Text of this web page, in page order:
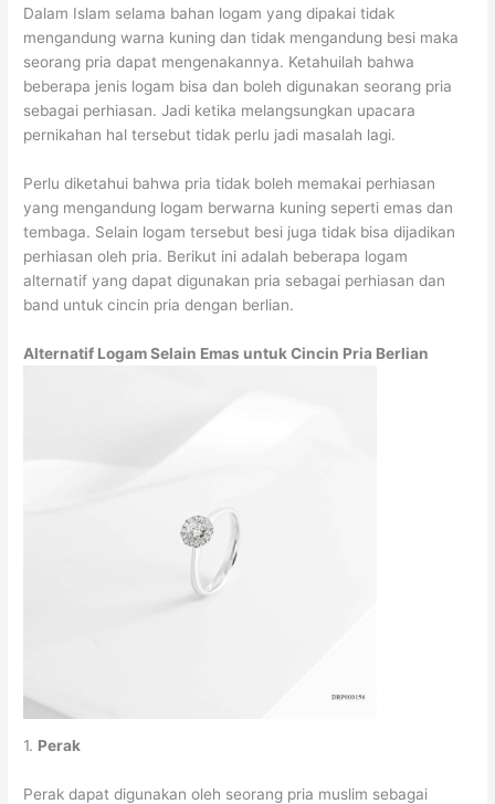
Dalam Islam selama bahan logam yang dipakai tidak
mengandung warna kuning dan tidak mengandung besi maka
seorang pria dapat mengenakannya. Ketahuilah bahwa
beberapa jenis logam bisa dan boleh digunakan seorang pria
sebagai perhiasan. Jadi ketika melangsungkan upacara
pernikahan hal tersebut tidak perlu jadi masalah lagi.
Perlu diketahui bahwa pria tidak boleh memakai perhiasan
yang mengandung logam berwarna kuning seperti emas dan
tembaga. Selain logam tersebut besi juga tidak bisa dijadikan
perhiasan oleh pria. Berikut ini adalah beberapa logam
alternatif yang dapat digunakan pria sebagai perhiasan dan
band untuk cincin pria dengan berlian.
Alternatif Logam Selain Emas untuk Cincin Pria Berlian
1. Perak
Perak dapat digunakan oleh seorang pria muslim sebagai